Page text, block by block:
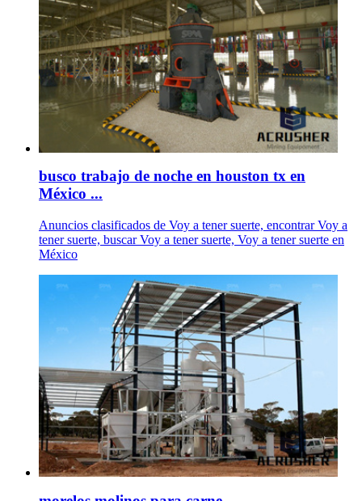
busco trabajo de noche en houston tx en
México ...
Anuncios clasificados de Voy a tener suerte, encontrar Voy a
tener suerte, buscar Voy a tener suerte, Voy a tener suerte en
México